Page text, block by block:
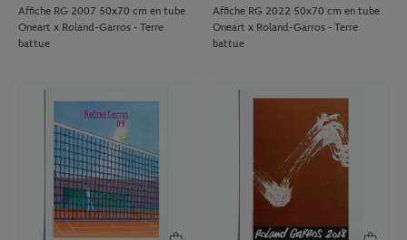
Affiche RG 2007 50x70 cm en tube
Oneart x Roland-Garros - Terre
battue
Affiche RG 2022 50x70 cm en tube
Oneart x Roland-Garros - Terre
battue